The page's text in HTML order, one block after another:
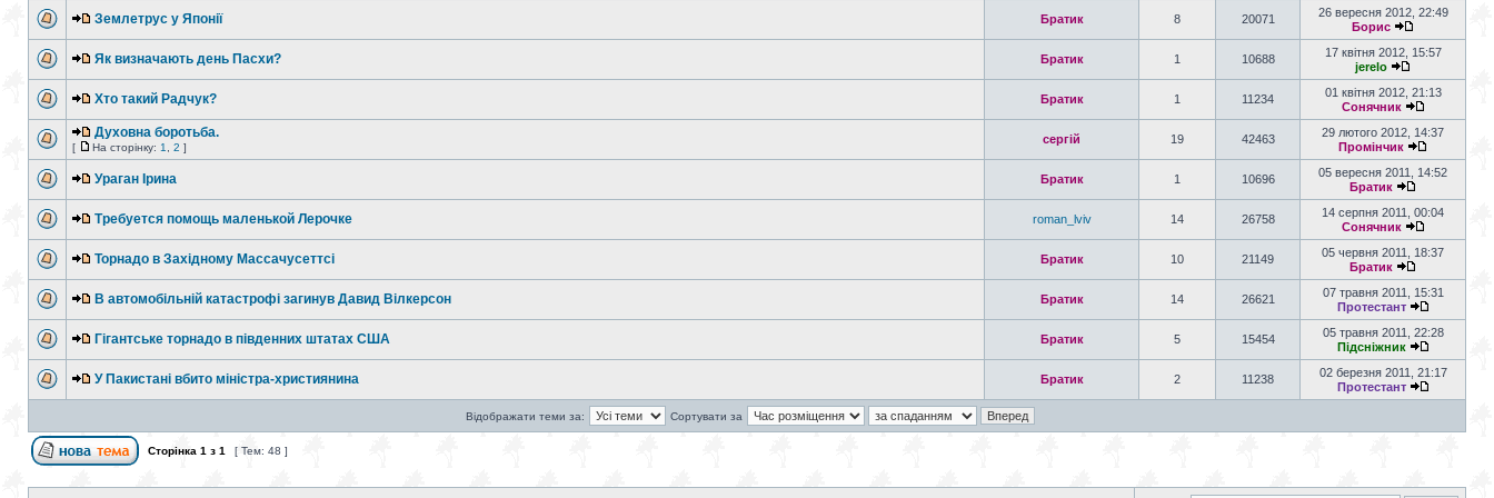
Землетрус у Японії Братик 8 20071
26 вересня 2012, 22:49
Борис
Як визначають день Пасхи? Братик 1 10688
17 квітня 2012, 15:57
jerelo
Хто такий Радчук? Братик 1 11234
01 квітня 2012, 21:13
Сонячник
Духовна боротьба.
[ На сторінку: 1 2 ]
сергій 19 42463
29 лютого 2012, 14:37
Промінчик
Ураган Ірина Братик 1 10696
05 вересня 2011, 14:52
Братик
Требуется помощь маленькой Лерочке roman_lviv 14 26758
14 серпня 2011, 00:04
Сонячник
Торнадо в Західному Массачусеттсі Братик 10 21149
05 червня 2011, 18:37
Братик
В автомобільній катастрофі загинув Давид Вілкерсон Братик 14 26621
07 травня 2011, 15:31
Протестант
Гігантське торнадо в південних штатах США Братик 5 15454
05 травня 2011, 22:28
Підсніжник
У Пакистані вбито міністра-християнина Братик 2 11238
02 березня 2011, 21:17
Протестант
Відображати теми за: Сортувати за
Сторінка 1 з 1 [ Тем: 48 ]